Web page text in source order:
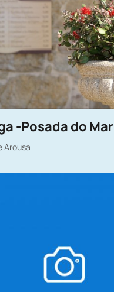
-Posada do Mar
Arousa